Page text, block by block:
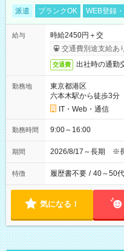
派遣 ブランクOK WEB登録
給与
時給2450円＋交
交通費別途支給あ
交通費 出社時の通勤
勤務地
東京都港区
六本木駅から徒歩3分
IT・Web・通信
勤務時間 9:00～16:00
期間 2026/8/17～長期 ※
特徴 履歴書不要 / 40～50
気になる！